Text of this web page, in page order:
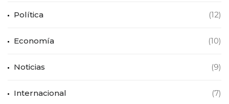
Política (12)
Economía (10)
Noticias (9)
Internacional (7)